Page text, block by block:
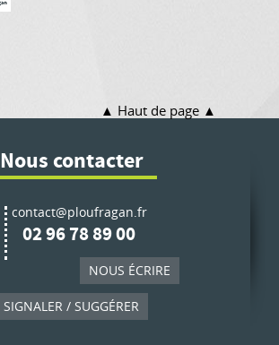
Haut de page
Nous contacter
contact@ploufragan.fr
02 96 78 89 00
NOUS ÉCRIRE
SIGNALER / SUGGÉRER